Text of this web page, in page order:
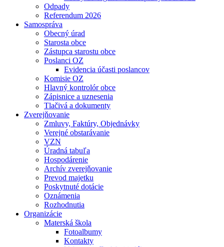
Odpady
Referendum 2026
Samospráva
Obecný úrad
Starosta obce
Zástupca starostu obce
Poslanci OZ
Evidencia účasti poslancov
Komisie OZ
Hlavný kontrolór obce
Zápisnice a uznesenia
Tlačivá a dokumenty
Zverejňovanie
Zmluvy, Faktúry, Objednávky
Verejné obstarávanie
VZN
Úradná tabuľa
Hospodárenie
Archív zverejňovanie
Prevod majetku
Poskytnuté dotácie
Oznámenia
Rozhodnutia
Organizácie
Materská škola
Fotoalbumy
Kontakty